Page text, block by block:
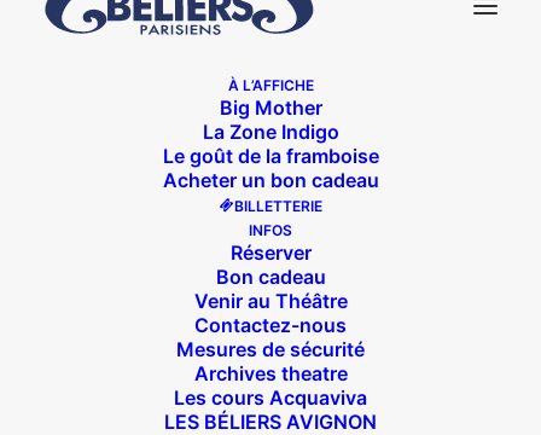
À L’AFFICHE
Big Mother
La Zone Indigo
Le goût de la framboise
Acheter un bon cadeau
BILLETTERIE
INFOS
Réserver
Bon cadeau
Venir au Théâtre
Contactez-nous
Mesures de sécurité
Archives theatre
Les cours Acquaviva
LES BÉLIERS AVIGNON
bbeafb5b-f3e8-4831-8600-31f16c84df50
Accueil
Noces de corail
bbeafb5b-f3e8-4831-8600-31f16c84df50